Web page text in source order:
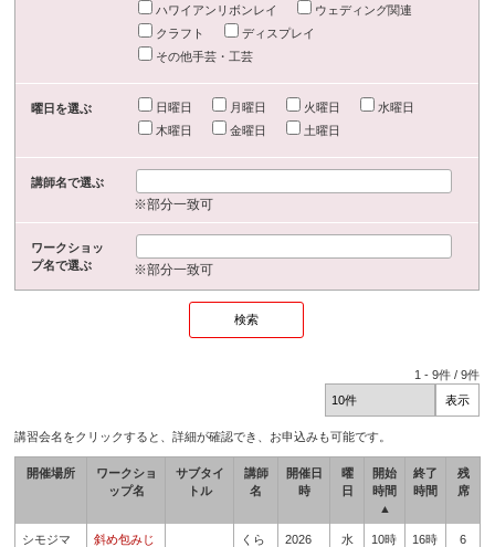
ハワイアンリボンレイ
ウェディング関連
クラフト
ディスプレイ
その他手芸・工芸
曜日を選ぶ 日曜日 月曜日 火曜日
水曜日
木曜日
金曜日 土曜日
講師名で選ぶ
※部分一致可
ワークショッ
プ名で選ぶ
※部分一致可
1 -9件 /9件
講習会名をクリックすると、詳細が確認でき、お申込みも可能です。
開催場所
ワークショ
ップ名
サブタイ
トル
講師
名
開催日
時
曜
日
開始
時間
▲
終了
時間
残
席
シモジマ
斜め包みじ
くら
2026
水
10時
16時
6